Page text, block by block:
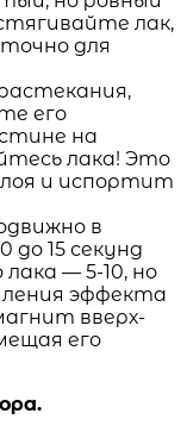
лак,
для
его
на
лака! Это
и испортит
в
15 секунд
лака — 5-10, но
эффекта
вверх-
его